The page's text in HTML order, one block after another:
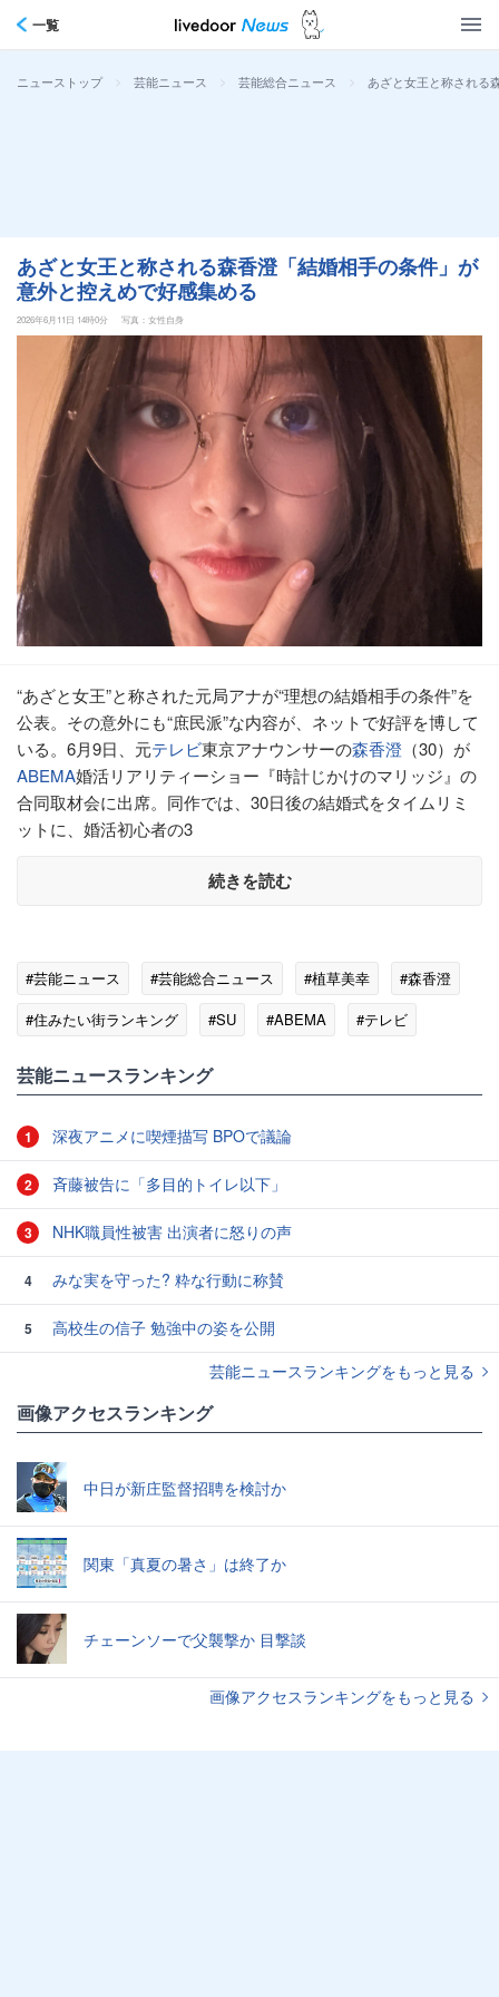
一覧
ニューストップ > 芸能ニュース > 芸能総合ニュース > あざと女王と称される
あざと女王と称される森香澄「結婚相手の条件」が
意外と控えめで好感集める
2026年6月11日 14時0分 写真：女性自身
“あざと女王”と称された元局アナが“理想の結婚相手の条件”を
公表。その意外にも“庶民派”な内容が、ネットで好評を博して
いる。6月9日、元テレビ東京アナウンサーの森香澄 （30）が
ABEMA婚活リアリティーショー『時計じかけのマリッジ』の
合同取材会に出席。同作では、30日後の結婚式をタイムリミ
ットに、婚活初心者の3
続きを読む
#芸能ニュース #芸能総合ニュース #植草美幸
#森香澄
#住みたい街ランキング
#SU #ABEMA
#テレビ
芸能ニュースランキング
1 深夜アニメに喫煙描写 BPOで議論
2 斉藤被告に「多目的トイレ以下」
3 NHK職員性被害 出演者に怒りの声
4 みな実を守った? 粋な行動に称賛
5
高校生の信子 勉強中の姿を公開
芸能ニュースランキングをもっと見る
画像アクセスランキング
中日が新庄監督招聘を検討か
関東「真夏の暑さ」は終了か
チェーンソーで父襲撃か 目撃談
画像アクセスランキングをもっと見る